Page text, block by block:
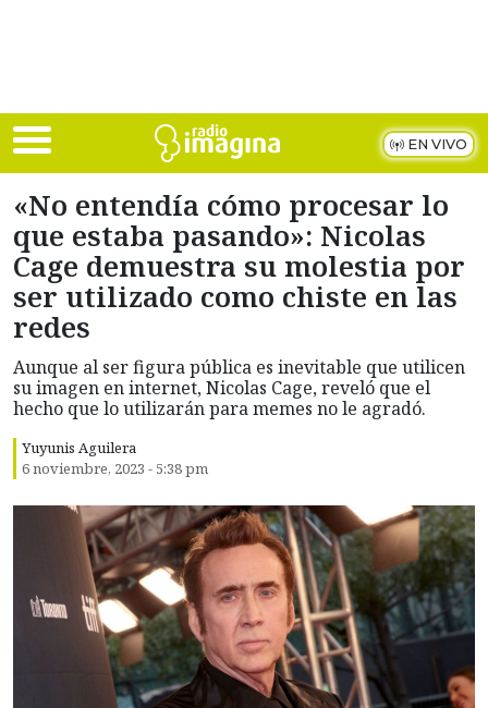
EN VIVO
«No entendía cómo procesar lo
que estaba pasando»: Nicolas
Cage demuestra su molestia por
ser utilizado como chiste en las
redes
Aunque al ser figura pública es inevitable que utilicen
su imagen en internet, Nicolas Cage, reveló que el
hecho que lo utilizarán para memes no le agradó.
Yuyunis Aguilera
6 noviembre, 2023 - 5:38 pm